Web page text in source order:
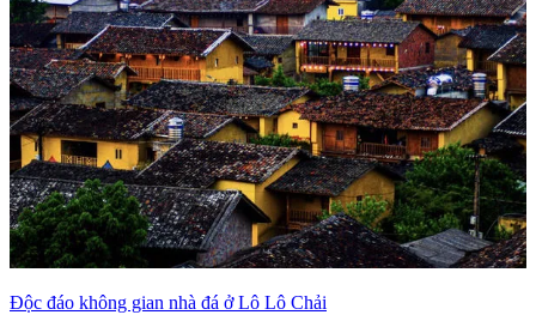
Độc đáo không gian nhà đá ở Lô Lô Chải